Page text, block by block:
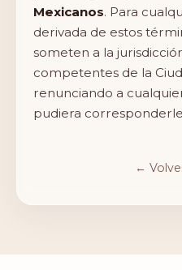
Mexicanos. Para
derivada de estos
someten a la
competentes de la
renunciando a
pudiera
←